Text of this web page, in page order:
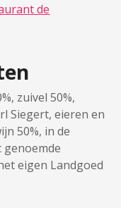
de
zuivel 50%,
Siegert, eieren en
50%, in de
genoemde
eigen Landgoed